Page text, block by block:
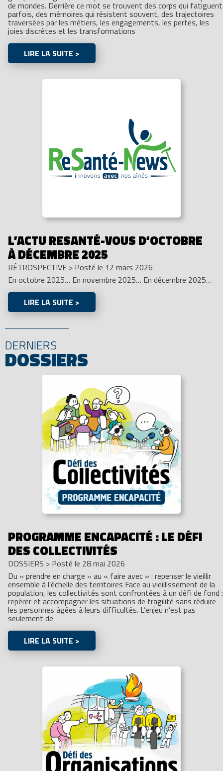
de mondes. Derrière ce mot se trouvent des corps qui fatiguent
parfois, des mémoires qui résistent souvent, des trajectoires
traversées par les métiers, les engagements, les pertes, les
joies discrètes et les transformations
LIRE LA SUITE >
L’ACTU RESANTÉ-VOUS D’OCTOBRE
À DÉCEMBRE 2025
RÉTROSPECTIVE > Posté le 12 mars 2026
En octobre 2025… En novembre 2025… En décembre 2025…
LIRE LA SUITE >
DERNIERS
DOSSIERS
PROGRAMME ENCAPACITÉ : LE DÉFI
DES COLLECTIVITÉS
DOSSIERS > Posté le 28 mai 2026
Du « prendre en charge » au « faire avec » : repenser le vieillir
ensemble à l’échelle des territoires Face au vieillissement de la
population, les collectivités sont confrontées à un défi de fond :
repérer et accompagner les situations de fragilité sans réduire
les personnes âgées à leurs difficultés. L’enjeu n’est pas
seulement de
LIRE LA SUITE >